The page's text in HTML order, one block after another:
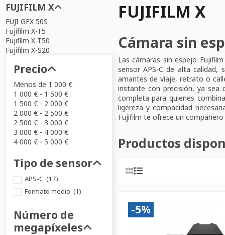
FUJIFILM X
Cámara sin
Las cámaras sin espejo
sensor APS-C de alta calidad,
amantes de viaje, retrato o
instante con precisión, ya sea
completa para quienes
ligereza y compacidad
Fujifilm te ofrece un
Productos
-5%
FUJIFILM X
FUJI GFX 50S
Fujifilm X-T5
Fujifilm X-T50
Fujifilm X-S20
Precio
Menos de 1 000 €
1 000 € - 1 500 €
1 500 € - 2 000 €
2 000 € - 2 500 €
2 500 € - 3 000 €
3 000 € - 4 000 €
4 000 € - 5 000 €
Tipo de sensor
APS-C (17)
Formato medio (1)
Número de
megapíxeles